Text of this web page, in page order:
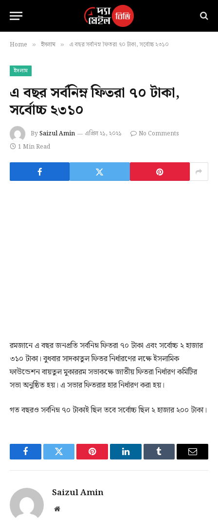
Home » ইসলাম » এ বছর সর্বনিম্ন ফিতরা ৭০ টাকা, সর্বোচ্চ ২৩১০
ইসলাম
এ বছর সর্বনিম্ন ফিতরা ৭০ টাকা,
সর্বোচ্চ ২৩১০
BySaizul Amin এপ্রিল ২১, ২০২১
No Comments
1 Min Read
রমজানে এ বছর জনপ্রতি সর্বনিম্ন ফিতরা ৭০ টাকা এবং সর্বোচ্চ ২ হাজার
৩১০ টাকা। বুধবার সাদকাতুল ফিতর নির্ধারণের লক্ষে ইসলামিক
ফাউন্ডেশন বায়তুল মুকাররম সভাকক্ষে জাতীয় ফিতরা নির্ধারণ কমিটির
সভা অনুষ্ঠিত হয়। এ সভার ফিতরার হার নির্ধারণ করা হয়।
গত বছরও সর্বনিম্ন ৭০ টাকাই ছিল তবে সর্বোচ্চ ছিল ২ হাজার ২০০ টাকা।
FacebookTwitter Pinterest LinkedInTumblr Email
Saizul Amin
Website